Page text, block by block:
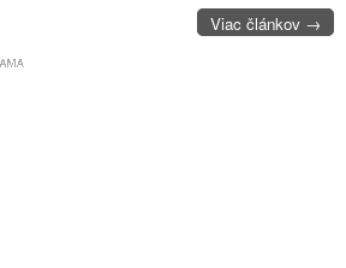
Viac článkov →